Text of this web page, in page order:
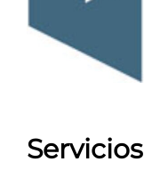
Servicios